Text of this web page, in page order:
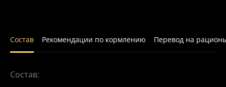
Состав Рекомендации по кормлению Перевод на
Состав: